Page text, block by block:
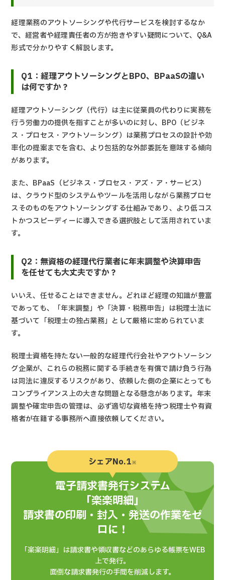
経理業務のアウトソーシングや代行サービスを検討するなか
で、経営者や経理責任者の方が抱きやすい疑問について、Q&A
形式で分かりやすく解説します。
Q1：経理アウトソーシングとBPO、BPaaSの違い
は何ですか？
経理アウトソーシング（代行）は主に従業員の代わりに実務を
行う労働力の提供を指すことが多いのに対し、BPO（ビジネ
ス・プロセス・アウトソーシング）は業務プロセスの設計や効
率化の提案までを含む、より包括的な外部委託を意味する傾向
があります。
また、BPaaS（ビジネス・プロセス・アズ・ア・サービス）
は、クラウド型のシステムやツールを活用しながら業務プロセ
スそのものをアウトソーシングする仕組みであり、より低コス
トかつスピーディーに導入できる選択肢として活用されていま
す。
Q2：無資格の経理代行業者に年末調整や決算申告
を任せても大丈夫ですか？
いいえ、任せることはできません。どれほど経理の知識が豊富
であっても、「年末調整」や「決算・税務申告」は税理士法に
基づいて「税理士の独占業務」として厳格に定められていま
す。
税理士資格を持たない一般的な経理代行会社やアウトソーシン
グ企業が、これらの税務に関する手続きを有償で請け負う行為
は同法に違反するリスクがあり、依頼した側の企業にとっても
コンプライアンス上の大きな問題となる懸念があります。年末
調整や確定申告の管理は、必ず適切な資格を持つ税理士や有資
格者が在籍する事務所へ直接依頼してください。
シェアNo.1※
電子請求書発行システム
「楽楽明細」
請求書の印刷・封入・発送の作業をゼ
ロに！
「楽楽明細」は請求書や領収書などのあらゆる帳票をWEB
上で発行。
面倒な請求書発行の手間を削減します。